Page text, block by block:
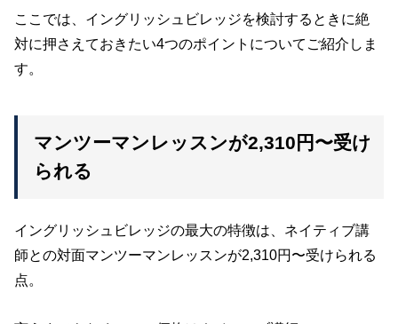
ここでは、イングリッシュビレッジを検討するときに絶
対に押さえておきたい4つのポイントについてご紹介しま
す。
マンツーマンレッスンが2,310円〜受け
られる
イングリッシュビレッジの最大の特徴は、ネイティブ講
師との対面マンツーマンレッスンが2,310円〜受けられる
点。